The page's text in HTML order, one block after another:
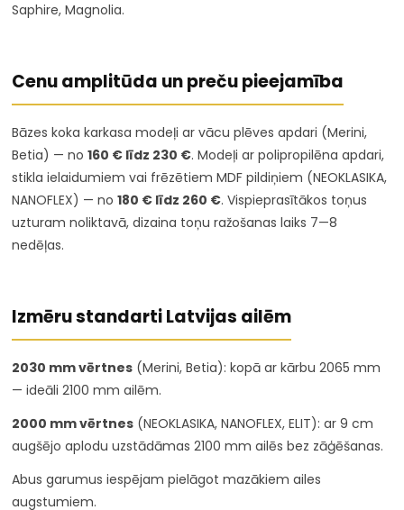
Saphire, Magnolia.
Cenu amplitūda un preču pieejamība
Bāzes koka karkasa modeļi ar vācu plēves apdari (Merini,
Betia) — no160 € līdz 230 €. Modeļi ar polipropilēna apdari,
stikla ielaidumiem vai frēzētiem MDF pildiņiem (NEOKLASIKA,
NANOFLEX) — no180 € līdz 260 €. Vispieprasītākos toņus
uzturam noliktavā, dizaina toņu ražošanas laiks 7—8
nedēļas.
Izmēru standarti Latvijas ailēm
2030 mm vērtnes (Merini, Betia): kopā ar kārbu 2065 mm
— ideāli 2100 mm ailēm.
2000 mm vērtnes (NEOKLASIKA, NANOFLEX, ELIT): ar 9 cm
augšējo aplodu uzstādāmas 2100 mm ailēs bez zāģēšanas.
Abus garumus iespējam pielāgot mazākiem ailes
augstumiem.